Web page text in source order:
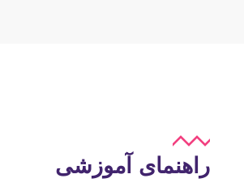
راهنمای آموزشی